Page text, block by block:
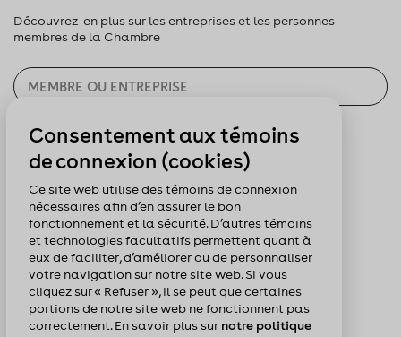
Découvrez-en plus sur les entreprises et les personnes
membres de la Chambre
CHERCHER
Pour nous suivre :
Consentement aux témoins
de connexion (cookies)
Ce site web utilise des témoins de connexion
nécessaires afin d’en assurer le bon
fonctionnement et la sécurité. D’autres témoins
et technologies facultatifs permettent quant à
eux de faciliter, d’améliorer ou de personnaliser
votre navigation sur notre site web. Si vous
cliquez sur « Refuser », il se peut que certaines
portions de notre site web ne fonctionnent pas
correctement. En savoir plus sur notre politique